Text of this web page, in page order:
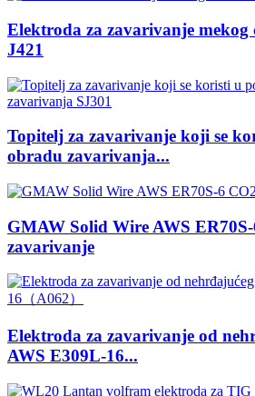
Elektroda za zavarivanje mekog
J421
Topitelj za zavarivanje koji se
obradu zavarivanja...
GMAW Solid Wire AWS
zavarivanje
Elektroda za zavarivanje od
AWS E309L-16...